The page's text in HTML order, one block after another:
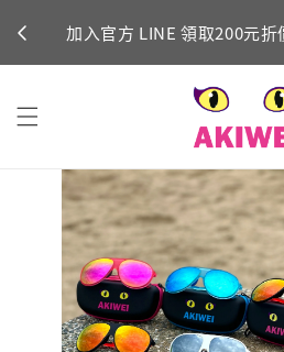
加入官方 LINE 領取200元折